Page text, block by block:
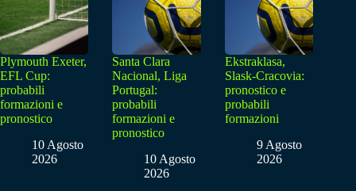
Plymouth Exeter,
EFL Cup:
probabili
formazioni e
pronostico
10 Agosto
2026
Santa Clara
Nacional, Liga
Portugal:
probabili
formazioni e
pronostico
10 Agosto
2026
Ekstraklasa,
Slask-Cracovia:
pronostico e
probabili
formazioni
9 Agosto
2026